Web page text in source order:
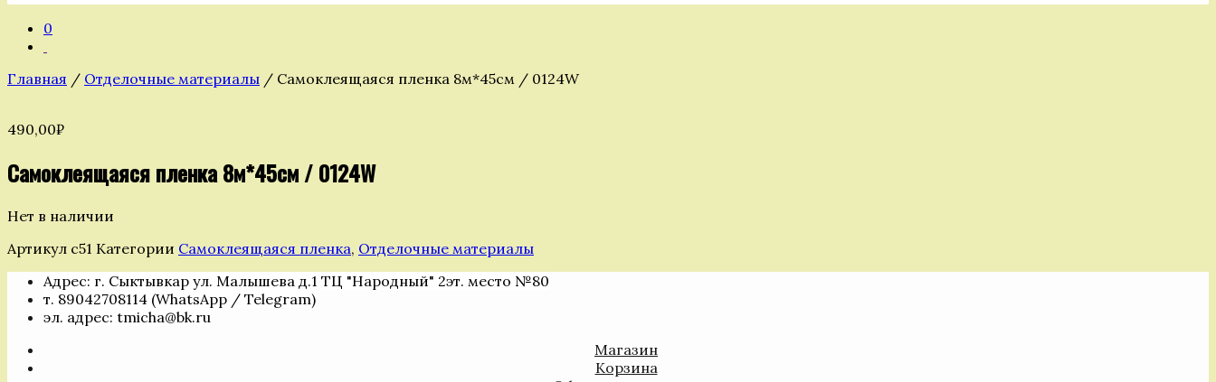
0
Главная / Отделочные материалы / Cамоклеящаяся пленка 8м*45см / 0124W
490,00₽
Cамоклеящаяся пленка 8м*45см / 0124W
Нет в наличии
Артикул с51 Категории Самоклеящаяся пленка, Отделочные материалы
Адрес: г. Сыктывкар ул. Малышева д.1 ТЦ "Народный" 2эт. место №80
т. 89042708114 (WhatsApp / Telegram)
эл. адрес: tmicha@bk.ru
Магазин
Корзина